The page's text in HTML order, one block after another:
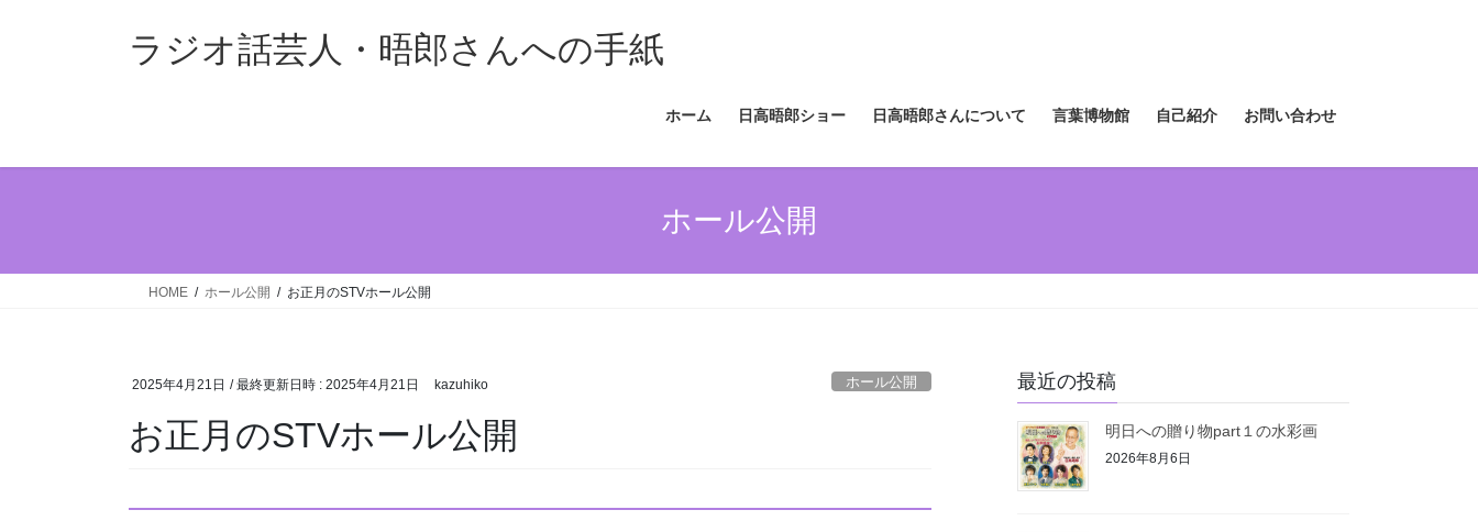
ス
ン
ラジオ話芸人・晤郎さんへの手紙
ホーム 日高晤郎ショー 日高晤郎さんについて 言葉博物館 自己紹介 お問い合わせ
ホール公開
HOME ホール公開 お正月のSTVホール公開
2025年4月21日 / 最終更新日時 : 2025年4月21日 kazuhiko ホール公開
お正月のSTVホール公開
最近の投稿
明日への贈り物part１の水彩画
2026年8月6日